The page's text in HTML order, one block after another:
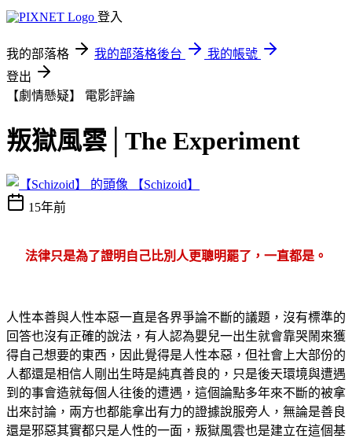
登入
我的部落格 我的部落格後台
我的帳號
登出
【劇情懸疑】 電影評論
叛獄風雲│The Experiment
【Schizoid】
15年前
法律只是為了證明自己比別人更聰明罷了，一直都是。
人性本善與人性本惡一直是各界爭論不斷的議題，沒有標準的
回答也沒有正確的說法，有人認為嬰兒一出生就會靠哭鬧來獲
得自己想要的東西，因此覺得是人性本惡，但社會上大部份的
人都還是相信人剛出生時是純真善良的，只是後天環境與遭遇
到的事會造就每個人往後的遭遇，這個論點多年來不斷的被拿
出來討論，兩方也都能拿出有力的證據說服旁人，無論是善良
還是邪惡其實都只是人性的一面，叛獄風雲也是建立在這個基